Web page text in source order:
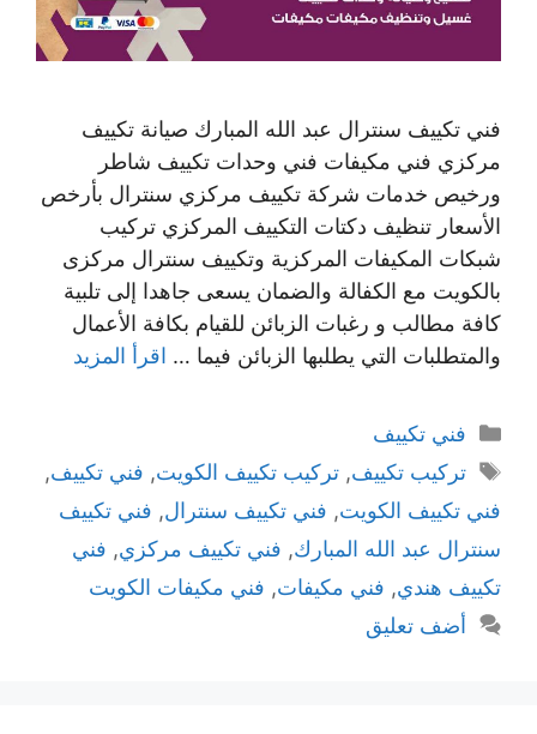
فني تكييف سنترال عبد الله المبارك صيانة تكييف
مركزي فني مكيفات فني وحدات تكييف شاطر
ورخيص خدمات شركة تكييف مركزي سنترال بأرخص
الأسعار تنظيف دكتات التكييف المركزي تركيب
شبكات المكيفات المركزية وتكييف سنترال مركزى
بالكويت مع الكفالة والضمان يسعى جاهدا إلى تلبية
كافة مطالب و رغبات الزبائن للقيام بكافة الأعمال
والمتطلبات التي يطلبها الزبائن فيما … اقرأ المزيد
التصنيفات
فني تكييف
الوسوم
تركيب تكييف, تركيب تكييف الكويت, فني تكييف,
فني تكييف الكويت, فني تكييف سنترال, فني تكييف
سنترال عبد الله المبارك, فني تكييف مركزي, فني
تكييف هندي, فني مكيفات, فني مكيفات الكويت
أضف تعليق